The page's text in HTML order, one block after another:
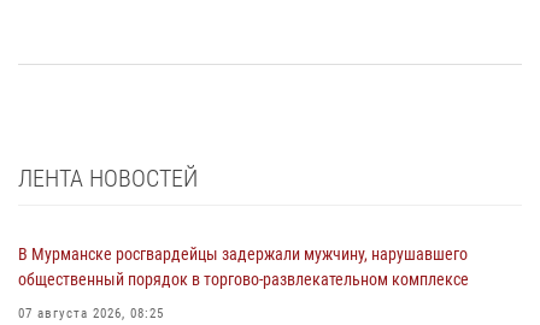
ЛЕНТА НОВОСТЕЙ
В Мурманске росгвардейцы задержали мужчину, нарушавшего
общественный порядок в торгово-развлекательном комплексе
07 августа 2026, 08:25